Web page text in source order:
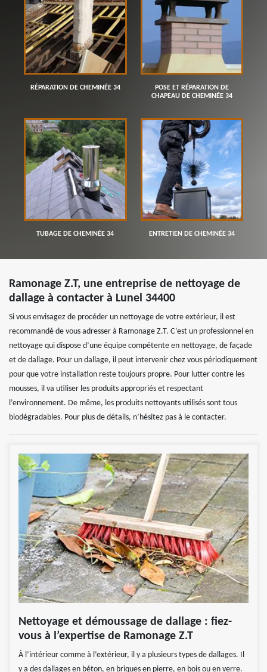
RÉPARATION DE CHEMINÉE 34
POSE ET RÉPARATION DE
CHAPEAU DE CHEMINÉE 34
TUBAGE DE CHEMINÉE 34 ENTRETIEN DE CHEMINÉE 34
Ramonage Z.T, une entreprise de nettoyage de
dallage à contacter à Lunel 34400
Si vous envisagez de procéder un nettoyage de votre extérieur, il est
recommandé de vous adresser à Ramonage Z.T. C’est un professionnel en
nettoyage qui dispose d’une équipe compétente en nettoyage, de façade
et de dallage. Pour un dallage, il peut intervenir chez vous périodiquement
pour que votre installation reste toujours propre. Pour lutter contre les
mousses, il va utiliser les produits appropriés et respectant
l’environnement. De même, les produits nettoyants utilisés sont tous
biodégradables. Pour plus de détails, n’hésitez pas à le contacter.
Nettoyage et démoussage de dallage : fiez-
vous à l’expertise de Ramonage Z.T
À l’intérieur comme à l’extérieur, il y a plusieurs types de dallages. Il
y a des dallages en béton, en briques en pierre, en bois ou en verre.